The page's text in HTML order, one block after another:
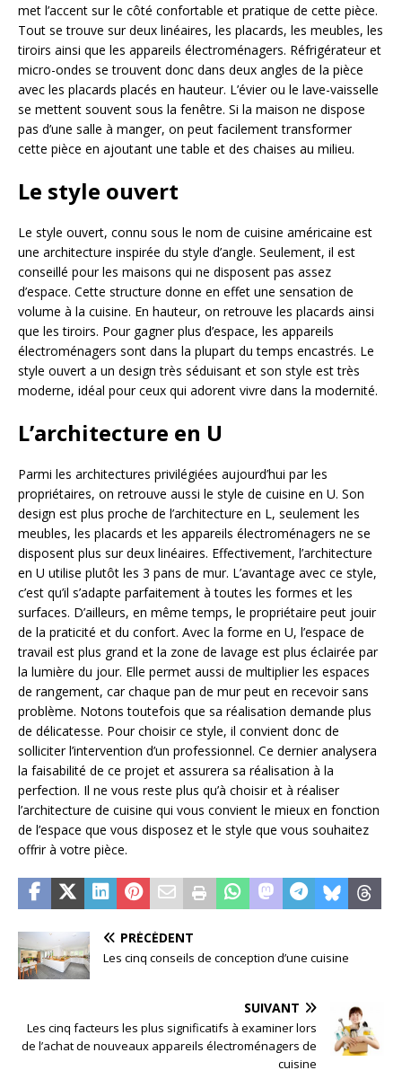
met l’accent sur le côté confortable et pratique de cette pièce.
Tout se trouve sur deux linéaires, les placards, les meubles, les
tiroirs ainsi que les appareils électroménagers. Réfrigérateur et
micro-ondes se trouvent donc dans deux angles de la pièce
avec les placards placés en hauteur. L’évier ou le lave-vaisselle
se mettent souvent sous la fenêtre. Si la maison ne dispose
pas d’une salle à manger, on peut facilement transformer
cette pièce en ajoutant une table et des chaises au milieu.
Le style ouvert
Le style ouvert, connu sous le nom de cuisine américaine est
une architecture inspirée du style d’angle. Seulement, il est
conseillé pour les maisons qui ne disposent pas assez
d’espace. Cette structure donne en effet une sensation de
volume à la cuisine. En hauteur, on retrouve les placards ainsi
que les tiroirs. Pour gagner plus d’espace, les appareils
électroménagers sont dans la plupart du temps encastrés. Le
style ouvert a un design très séduisant et son style est très
moderne, idéal pour ceux qui adorent vivre dans la modernité.
L’architecture en U
Parmi les architectures privilégiées aujourd’hui par les
propriétaires, on retrouve aussi le style de cuisine en U. Son
design est plus proche de l’architecture en L, seulement les
meubles, les placards et les appareils électroménagers ne se
disposent plus sur deux linéaires. Effectivement, l’architecture
en U utilise plutôt les 3 pans de mur. L’avantage avec ce style,
c’est qu’il s’adapte parfaitement à toutes les formes et les
surfaces. D’ailleurs, en même temps, le propriétaire peut jouir
de la praticité et du confort. Avec la forme en U, l’espace de
travail est plus grand et la zone de lavage est plus éclairée par
la lumière du jour. Elle permet aussi de multiplier les espaces
de rangement, car chaque pan de mur peut en recevoir sans
problème. Notons toutefois que sa réalisation demande plus
de délicatesse. Pour choisir ce style, il convient donc de
solliciter l’intervention d’un professionnel. Ce dernier analysera
la faisabilité de ce projet et assurera sa réalisation à la
perfection. Il ne vous reste plus qu’à choisir et à réaliser
l’architecture de cuisine qui vous convient le mieux en fonction
de l’espace que vous disposez et le style que vous souhaitez
offrir à votre pièce.
PRÉCÉDENT
Les cinq conseils de conception d’une cuisine
SUIVANT
Les cinq facteurs les plus significatifs à examiner lors
de l’achat de nouveaux appareils électroménagers de
cuisine